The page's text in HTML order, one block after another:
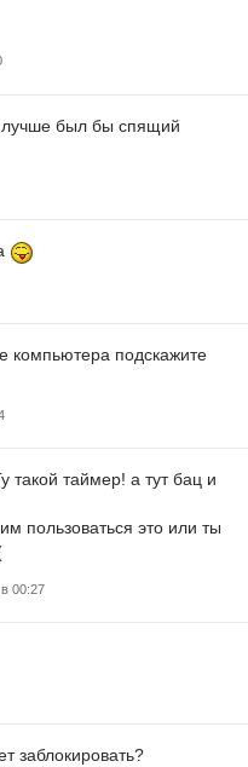
лучше был бы спящий
компьютера подскажите
такой таймер! а тут бац и
пользоваться это или ты
00:27
заблокировать?